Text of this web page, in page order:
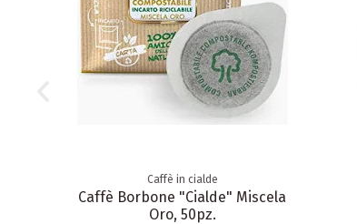
Caffè in cialde
Caffè Borbone "Cialde" Miscela
Oro, 50pz.